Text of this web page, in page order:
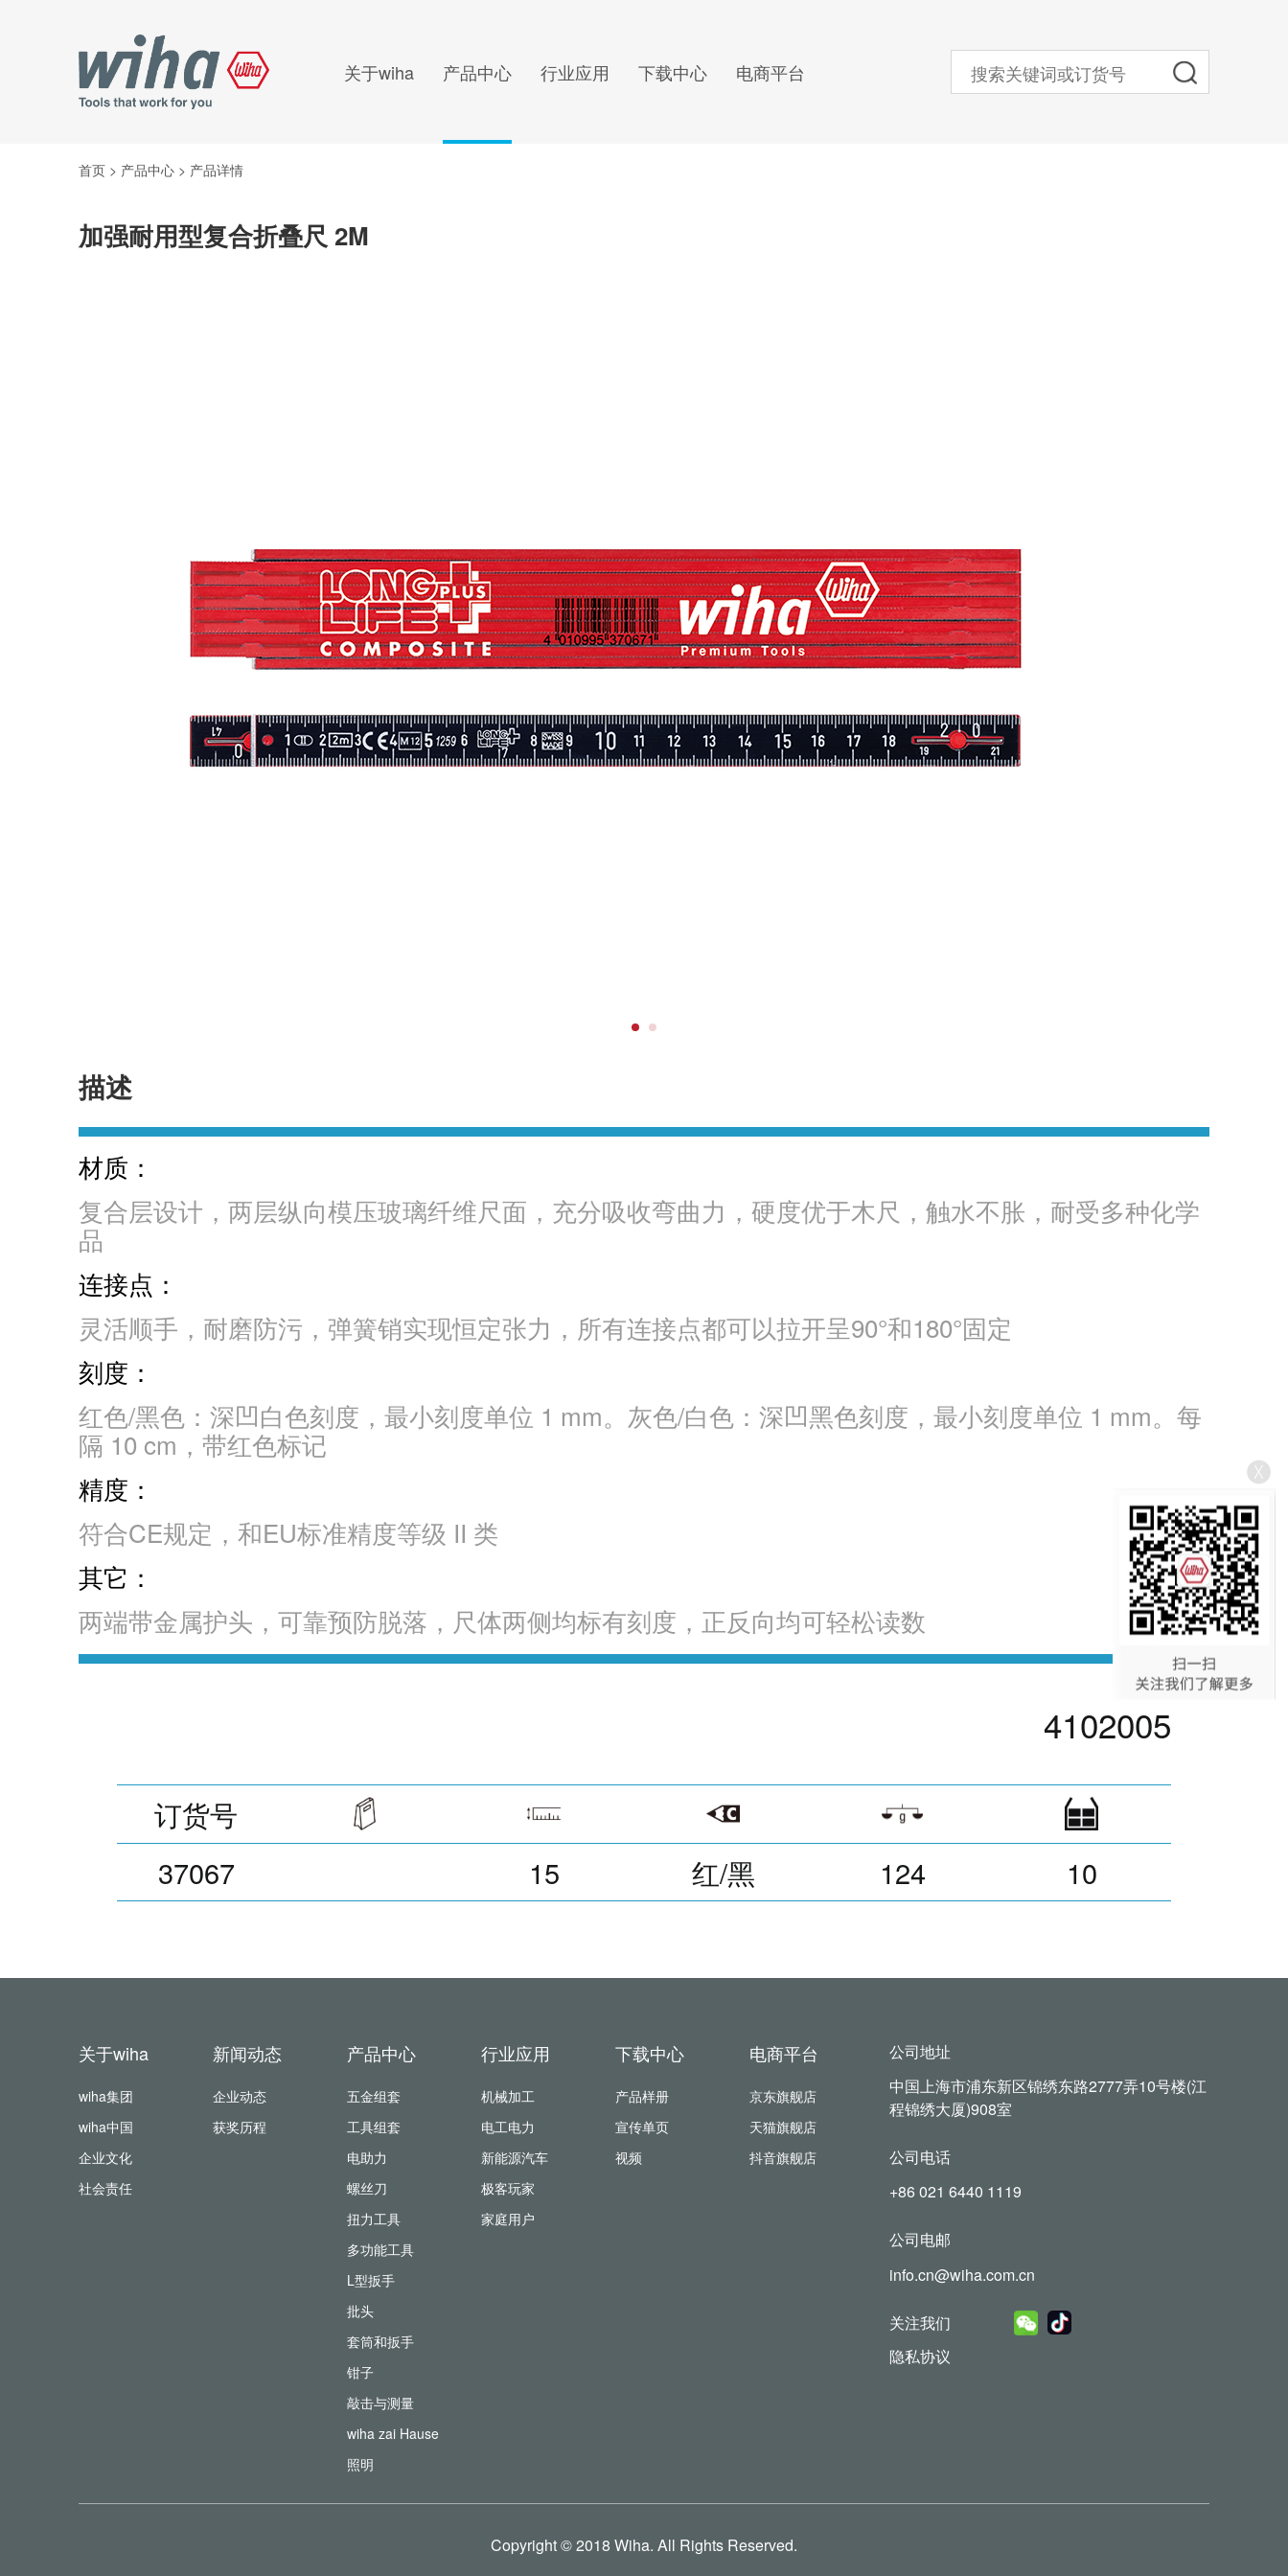
关于wiha 产品中心 行业应用 下载中心 电商平台
首页 > 产品中心 > 产品详情
加强耐用型复合折叠尺 2M
描述
材质：
复合层设计，两层纵向模压玻璃纤维尺面，充分吸收弯曲力，硬度优于木尺，触水不胀，耐受多种化学
品
连接点：
灵活顺手，耐磨防污，弹簧销实现恒定张力，所有连接点都可以拉开呈90°和180°固定
刻度：
红色/黑色：深凹白色刻度，最小刻度单位 1 mm。灰色/白色：深凹黑色刻度，最小刻度单位 1 mm。每
隔 10 cm，带红色标记
精度：
符合CE规定，和EU标准精度等级 II 类
其它：
两端带金属护头，可靠预防脱落，尺体两侧均标有刻度，正反向均可轻松读数
4102005
订货号
37067
15 红/黑 124 10
关于wiha
wiha集团
wiha中国
企业文化
社会责任
新闻动态
企业动态
获奖历程
产品中心
五金组套
工具组套
电助力
螺丝刀
扭力工具
多功能工具
L型扳手
批头
套筒和扳手
钳子
敲击与测量
wiha zai Hause
照明
行业应用
机械加工
电工电力
新能源汽车
极客玩家
家庭用户
下载中心
产品样册
宣传单页
视频
电商平台
京东旗舰店
天猫旗舰店
抖音旗舰店
公司地址
中国上海市浦东新区锦绣东路2777弄10号楼(江
程锦绣大厦)908室
公司电话
+86 021 6440 1119
公司电邮
info.cn@wiha.com.cn
关注我们
隐私协议
Copyright © 2018 Wiha. All Rights Reserved.